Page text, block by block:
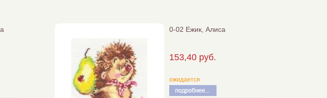
0-02 Ежик, Алиса
153,40 руб.
ожидается